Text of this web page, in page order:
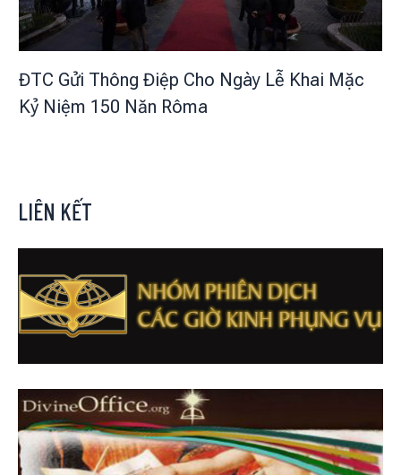
ĐTC Gửi Thông Điệp Cho Ngày Lễ Khai Mặc
Kỷ Niệm 150 Năn Rôma
LIÊN KẾT